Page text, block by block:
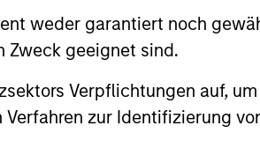
weder garantiert noch
Zweck geeignet sind.
Verpflichtungen auf,
zur Identifizierung